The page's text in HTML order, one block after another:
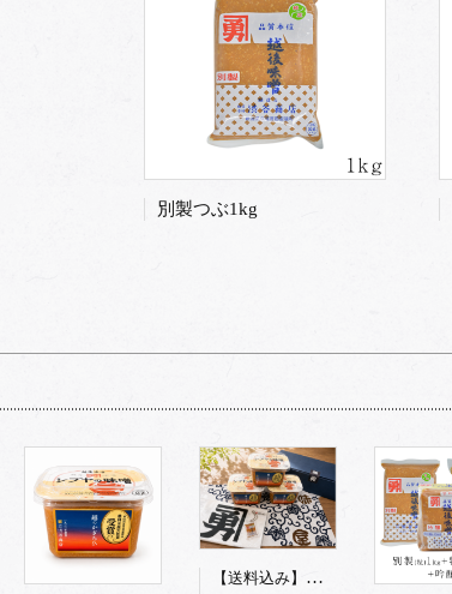
別製つぶ1kg
【送料込み】九十周年記念特別セット